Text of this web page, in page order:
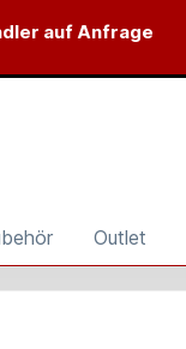
auf Anfrage
Outlet